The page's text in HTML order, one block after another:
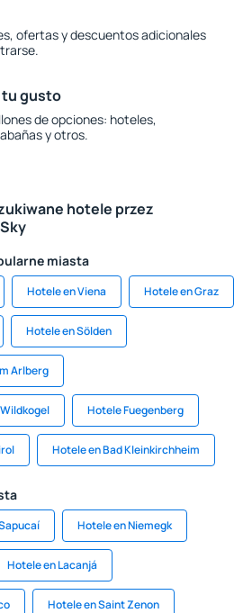
ofertas y descuentos adicionales
tu gusto
de opciones: hoteles,
y otros.
hotele przez
miasta
Hotele en Viena Hotele en Graz
Hotele en Sölden
Arlberg
Hotele Fuegenberg
Hotele en Bad Kleinkirchheim
Hotele en Niemegk
Hotele en Lacanjá
Hotele en Saint Zenon